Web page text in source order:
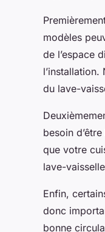
modèles
de l’espace
du lave-
besoin
que votre
lave-
Enfin,
donc
bonne